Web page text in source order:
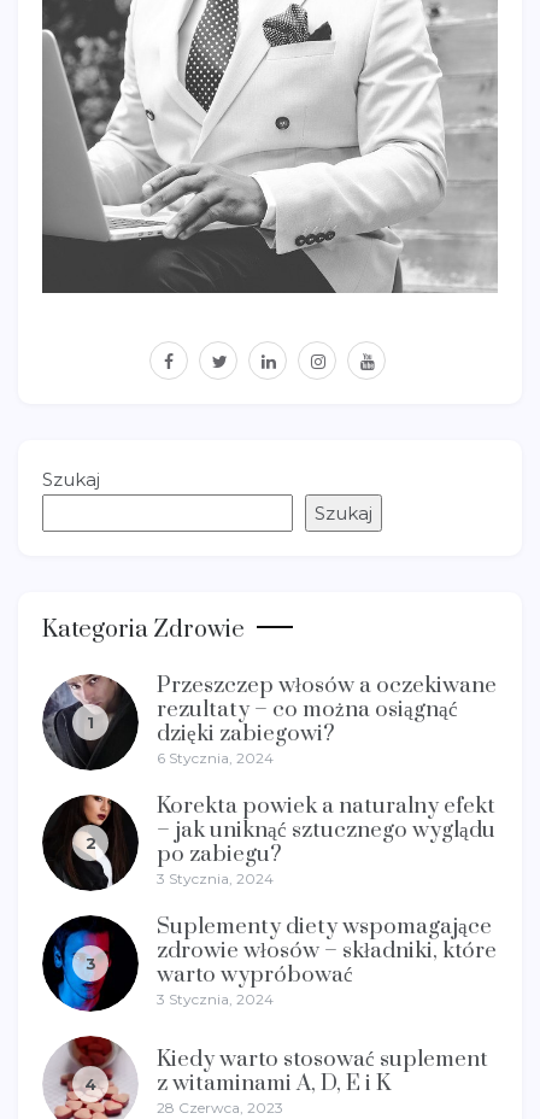
facebook
twitterlinkedininstagram
youtube
Szukaj
Szukaj
Kategoria Zdrowie
1
Przeszczep włosów a oczekiwane
rezultaty – co można osiągnąć
dzięki zabiegowi?
6 Stycznia, 2024
2
Korekta powiek a naturalny efekt
– jak uniknąć sztucznego wyglądu
po zabiegu?
3 Stycznia, 2024
3
Suplementy diety wspomagające
zdrowie włosów – składniki, które
warto wypróbować
3 Stycznia, 2024
4
Kiedy warto stosować suplement
z witaminami A, D, E i K
28 Czerwca, 2023